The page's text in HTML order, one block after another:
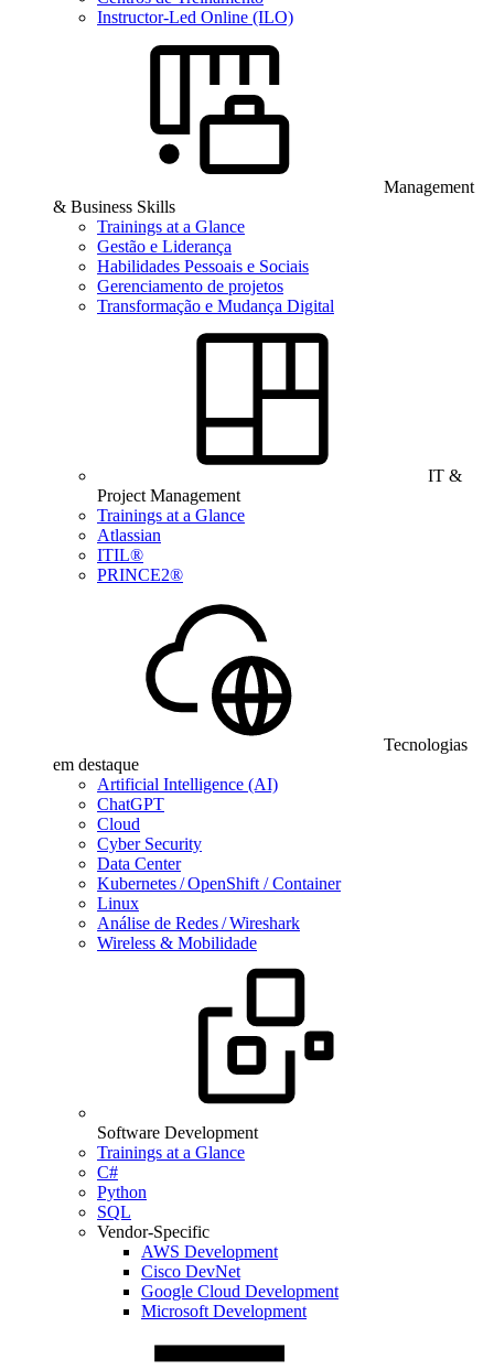
Instructor-Led Online (ILO)
Management
& Business Skills
Trainings at a Glance
Gestão e Liderança
Habilidades Pessoais e Sociais
Gerenciamento de projetos
Transformação e Mudança Digital
IT &
Project Management
Trainings at a Glance
Atlassian
ITIL®
PRINCE2®
Tecnologias
em destaque
Artificial Intelligence (AI)
ChatGPT
Cloud
Cyber Security
Data Center
Kubernetes / OpenShift / Container
Linux
Análise de Redes / Wireshark
Wireless & Mobilidade
Software Development
Trainings at a Glance
C#
Python
SQL
Vendor-Specific
AWS Development
Cisco DevNet
Google Cloud Development
Microsoft Development